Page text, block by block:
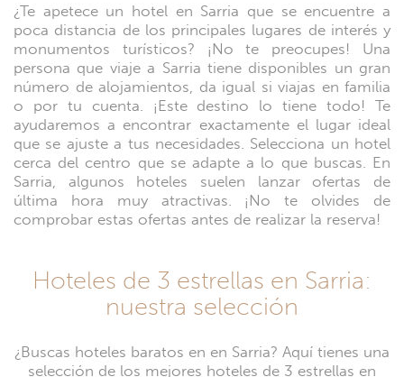
¿Te apetece un hotel en Sarria que se encuentre a
poca distancia de los principales lugares de interés y
monumentos turísticos? ¡No te preocupes! Una
persona que viaje a Sarria tiene disponibles un gran
número de alojamientos, da igual si viajas en familia
o por tu cuenta. ¡Este destino lo tiene todo! Te
ayudaremos a encontrar exactamente el lugar ideal
que se ajuste a tus necesidades. Selecciona un hotel
cerca del centro que se adapte a lo que buscas. En
Sarria, algunos hoteles suelen lanzar ofertas de
última hora muy atractivas. ¡No te olvides de
comprobar estas ofertas antes de realizar la reserva!
Hoteles de 3 estrellas en Sarria:
nuestra selección
¿Buscas hoteles baratos en en Sarria? Aquí tienes una
selección de los mejores hoteles de 3 estrellas en